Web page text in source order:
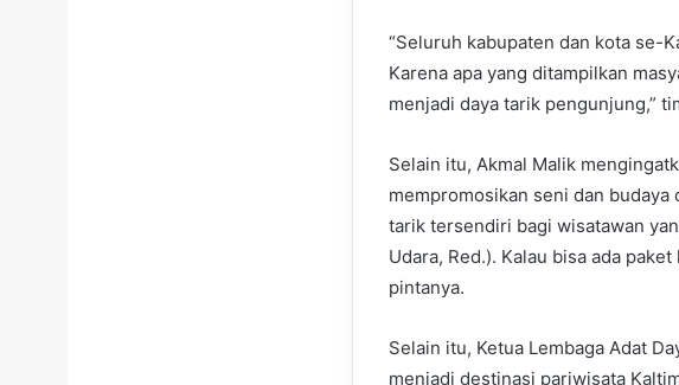
“Seluruh kabupaten dan kota se-
Karena apa yang ditampilkan
menjadi daya tarik pengunjung,”
Selain itu, Akmal Malik
mempromosikan seni dan budaya
tarik tersendiri bagi wisatawan
Udara, Red.). Kalau bisa ada
pintanya.
Selain itu, Ketua Lembaga Adat
menjadi destinasi pariwisata